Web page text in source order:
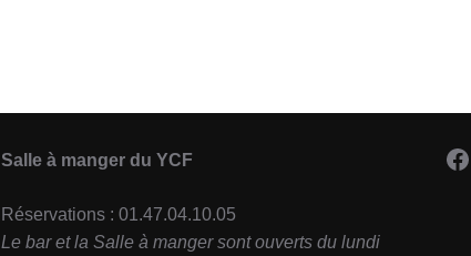
Salle à manger du YCF
Réservations : 01.47.04.10.05
Le bar et la Salle à manger sont ouverts du lundi